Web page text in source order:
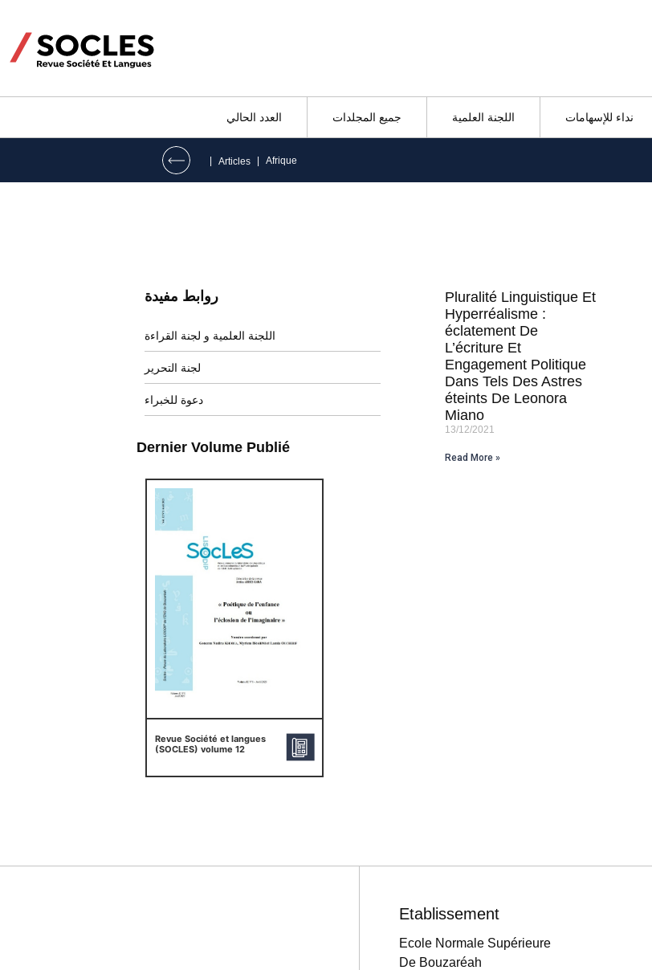
العدد الحالي جميع المجلدات اللجنة العلمية نداء للإسهامات
| Articles | Afrique
روابط مفيدة
اللجنة العلمية و لجنة القراءة
لجنة التحرير
دعوة للخبراء
Dernier Volume Publié
Revue Société et langues
(SOCLES) volume 12
Pluralité Linguistique Et
Hyperréalisme :
éclatement De
L’écriture Et
Engagement Politique
Dans Tels Des Astres
éteints De Leonora
Miano
13/12/2021
Read More »
Etablissement
Ecole Normale Supérieure
De Bouzaréah